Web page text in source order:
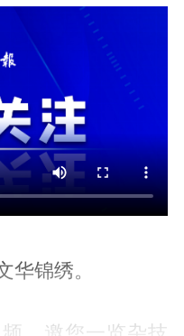
华锦绣。